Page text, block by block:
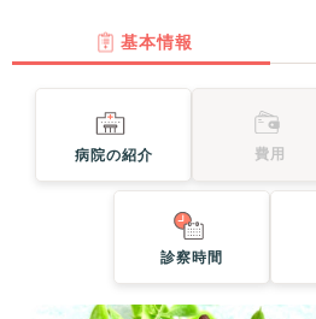
基本情報
病院の紹介 費用
診察時間